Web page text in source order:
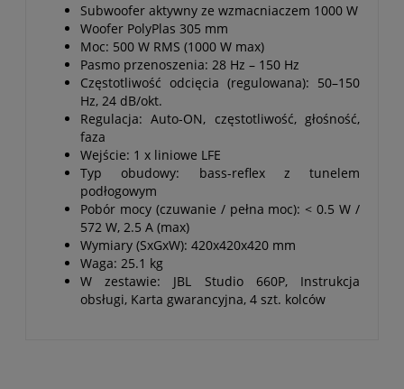
Subwoofer aktywny ze wzmacniaczem 1000 W
Woofer PolyPlas 305 mm
Moc: 500 W RMS (1000 W max)
Pasmo przenoszenia: 28 Hz – 150 Hz
Częstotliwość odcięcia (regulowana): 50–150
Hz, 24 dB/okt.
Regulacja: Auto-ON, częstotliwość, głośność,
faza
Wejście: 1 x liniowe LFE
Typ obudowy: bass-reflex z tunelem
podłogowym
Pobór mocy (czuwanie / pełna moc): < 0.5 W /
572 W, 2.5 A (max)
Wymiary (SxGxW): 420x420x420 mm
Waga: 25.1 kg
W zestawie: JBL Studio 660P, Instrukcja
obsługi, Karta gwarancyjna, 4 szt. kolców